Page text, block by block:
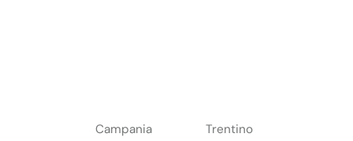
Campania Trentino